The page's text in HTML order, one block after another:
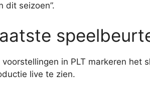
dit seizoen”.
voorstellingen in PLT markeren het
live te zien.